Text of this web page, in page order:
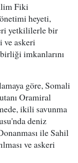
Fiki
heyeti,
yetkililerle bir
ve askeri
imkanlarını
göre, Somali
Oramiral
ikili savunma
deniz
ile Sahil
ve askeri